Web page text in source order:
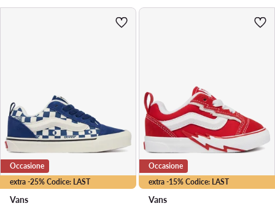
extra -25% Codice: LAST
Occasione
Vans
extra -15% Codice: LAST
Occasione
Vans